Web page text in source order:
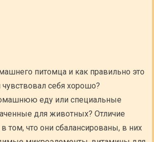
питомца и как правильно это
себя хорошо?
еду или специальные
для животных? Отличие
том, что они сбалансированы, в них